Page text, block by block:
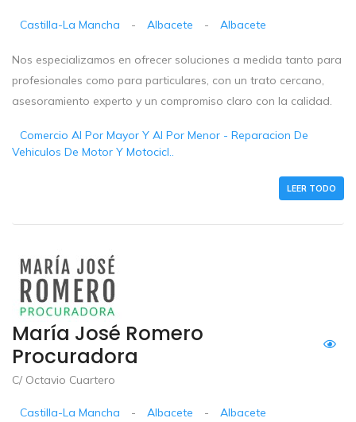
Castilla-La Mancha - Albacete - Albacete
Nos especializamos en ofrecer soluciones a medida tanto para
profesionales como para particulares, con un trato cercano,
asesoramiento experto y un compromiso claro con la calidad.
Comercio Al Por Mayor Y Al Por Menor - Reparacion De
Vehiculos De Motor Y Motocicl..
LEER TODO
María José Romero
Procuradora
C/ Octavio Cuartero
Castilla-La Mancha - Albacete - Albacete